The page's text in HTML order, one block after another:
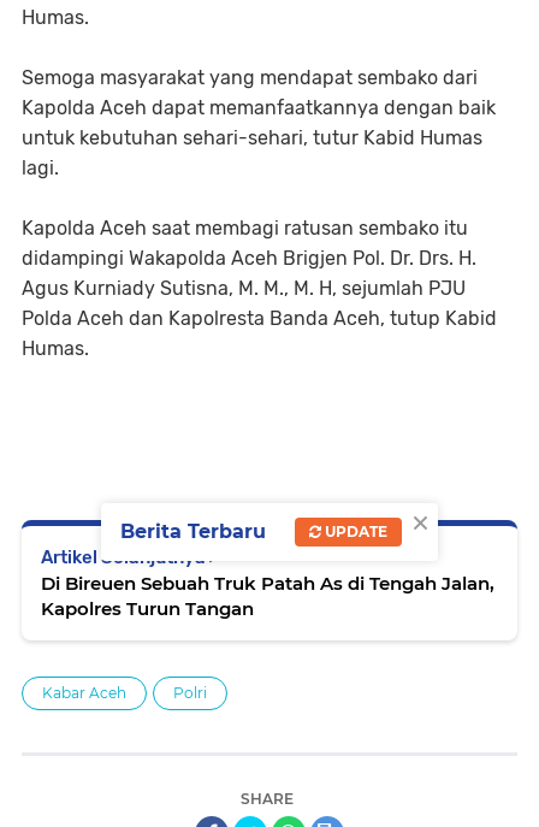
Humas.
Semoga masyarakat yang mendapat sembako dari
Kapolda Aceh dapat memanfaatkannya dengan baik
untuk kebutuhan sehari-sehari, tutur Kabid Humas
lagi.
Kapolda Aceh saat membagi ratusan sembako itu
didampingi Wakapolda Aceh Brigjen Pol. Dr. Drs. H.
Agus Kurniady Sutisna, M. M., M. H, sejumlah PJU
Polda Aceh dan Kapolresta Banda Aceh, tutup Kabid
Humas.
Artikel Selanjutnya
Di Bireuen Sebuah Truk Patah As di Tengah Jalan,
Kapolres Turun Tangan
Kabar Aceh Polri
SHARE
×
Berita Terbaru UPDATE